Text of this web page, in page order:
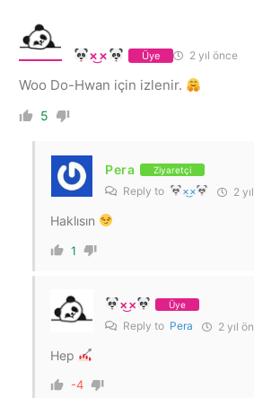
×͜× Üye 2 yıl önce
Woo Do-Hwan için izlenir.
5
Pera Ziyaretçi
Reply to ×͜× 2
Haklısın
1
×͜× Üye
Reply to Pera 2 yıl
Hep
-4